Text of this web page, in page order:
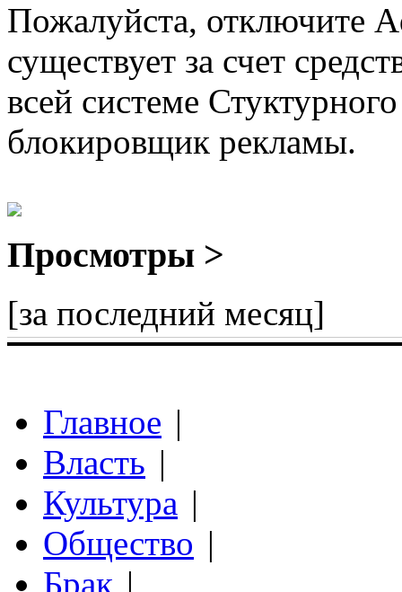
Пожалуйста, отключите
существует за счет
всей системе
блокировщик рекламы.
Просмотры >
[за последний месяц]
Главное |
Власть |
Культура |
Общество |
Брак |